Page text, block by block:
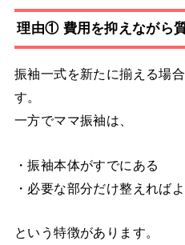
理由① 費用を抑えながら
振袖一式を新たに揃える場
す。
一方でママ振袖は、
・振袖本体がすでにある
・必要な部分だけ整えれば
という特徴があります。